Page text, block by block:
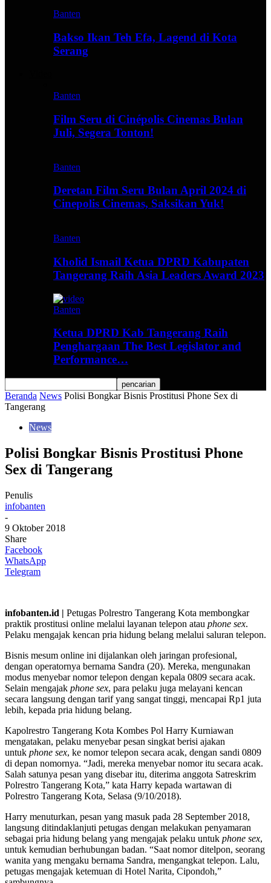
Banten
Bakso Ikan Teh Efa, Lagend di Kota
Serang
Banten
Film Seru di Cinépolis Cinemas Bulan
Juli, Segera Tonton!
Banten
Deretan Film Seru Bulan April 2024 di
Cinepolis Cinemas, Saksikan Yuk!
Banten
Kholid Ismail Ketua DPRD Kabupaten
Tangerang Raih Asia Leaders Award 2023
Banten
Ketua DPRD Kab Tangerang Raih
Penghargaan The Best Legislator and
Performance…
Beranda News Polisi Bongkar Bisnis Prostitusi Phone Sex di
Tangerang
News
Polisi Bongkar Bisnis Prostitusi Phone
Sex di Tangerang
Penulis
infobanten
-
9 Oktober 2018
Share
Facebook
WhatsApp
Telegram
infobanten.id | Petugas Polrestro Tangerang Kota membongkar
praktik prostitusi online melalui layanan telepon atau phone sex.
Pelaku mengajak kencan pria hidung belang melalui saluran telepon.
Bisnis mesum online ini dijalankan oleh jaringan profesional,
dengan operatornya bernama Sandra (20). Mereka, mengunakan
modus menyebar nomor telepon dengan kepala 0809 secara acak.
Selain mengajak phone sex, para pelaku juga melayani kencan
secara langsung dengan tarif yang sangat tinggi, mencapai Rp1 juta
lebih, kepada pria hidung belang.
Kapolrestro Tangerang Kota Kombes Pol Harry Kurniawan
mengatakan, pelaku menyebar pesan singkat berisi ajakan
untuk phone sex, ke nomor telepon secara acak, dengan sandi 0809
di depan nomornya. “Jadi, mereka menyebar nomor itu secara acak.
Salah satunya pesan yang disebar itu, diterima anggota Satreskrim
Polrestro Tangerang Kota,” kata Harry kepada wartawan di
Polrestro Tangerang Kota, Selasa (9/10/2018).
Harry menuturkan, pesan yang masuk pada 28 September 2018,
langsung ditindaklanjuti petugas dengan melakukan penyamaran
sebagai pria hidung belang yang mengajak pelaku untuk phone sex,
untuk kemudian berhubungan badan. “Saat nomor ditelpon, seorang
wanita yang mengaku bernama Sandra, mengangkat telepon. Lalu,
petugas mengajak ketemuan di Hotel Narita, Cipondoh,”